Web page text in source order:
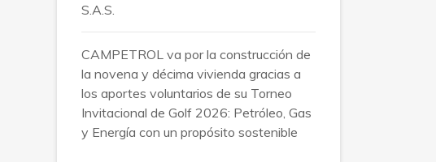
S.A.S.
CAMPETROL va por la construcción de
la novena y décima vivienda gracias a
los aportes voluntarios de su Torneo
Invitacional de Golf 2026: Petróleo, Gas
y Energía con un propósito sostenible